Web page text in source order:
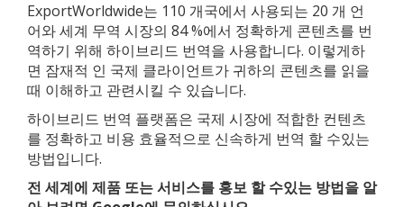
ExportWorldwide는 110 개국에서 사용되는 20 개 언
어와 세계 무역 시장의 84 %에서 정확하게 콘텐츠를 번
역하기 위해 하이브리드 번역을 사용합니다. 이렇게하
면 잠재적 인 국제 클라이언트가 귀하의 콘텐츠를 읽을
때 이해하고 관련시킬 수 있습니다.
하이브리드 번역 플랫폼은 국제 시장에 적합한 컨텐츠
를 정확하고 비용 효율적으로 신속하게 번역 할 수있는
방법입니다.
전 세계에 제품 또는 서비스를 홍보 할 수있는 방법을 알